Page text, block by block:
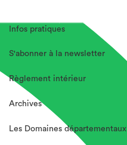
Infos pratiques
S'abonner à la newsletter
Règlement intérieur
Archives
Les Domaines départementaux